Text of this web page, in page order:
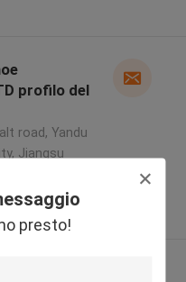
presto!
profilo del
road, Yandu
Jiangsu